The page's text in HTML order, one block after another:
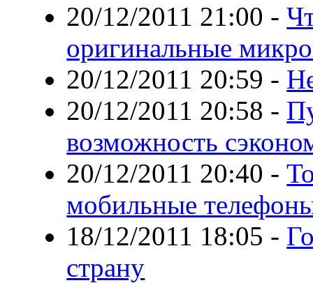
20/12/2011 21:00 -
оригинальные
20/12/2011 20:59 -
20/12/2011 20:58 -
возможность
20/12/2011 20:40 -
мобильные
18/12/2011 18:05 -
страну